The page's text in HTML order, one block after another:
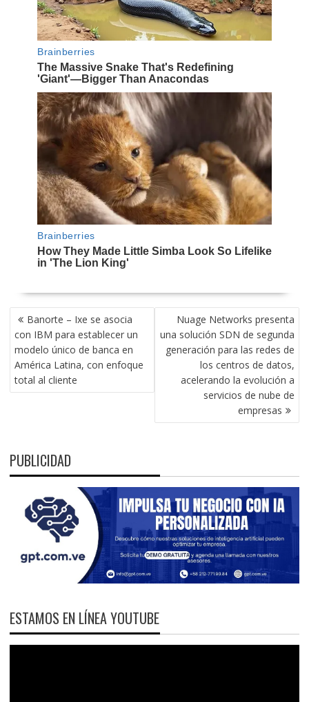
NAVEGACIÓN
DE
ENTRADAS
Banorte – Ixe se asocia
con IBM para establecer un
modelo único de banca en
América Latina, con enfoque
total al cliente
Nuage Networks presenta
una solución SDN de segunda
generación para las redes de
los centros de datos,
acelerando la evolución a
servicios de nube de
empresas
PUBLICIDAD
ESTAMOS EN LÍNEA YOUTUBE